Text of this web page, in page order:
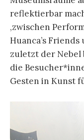
reflektierbar
‚zwischen
Huanca’s
zuletzt der Nebel
die
Gesten in Kunst